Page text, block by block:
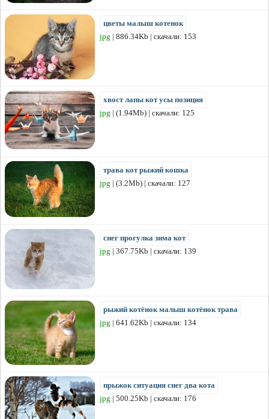
цветы малыш котенок
jpg | 886.34Kb | скачали: 153
хвост лапы кот усы позиция
jpg | (1.94Mb) | скачали: 125
трава кот рыжий кошка
jpg | (3.2Mb) | скачали: 127
снег прогулка зима кот
jpg | 367.75Kb | скачали: 139
рыжий котёнок малыш котёнок трава
jpg | 641.62Kb | скачали: 134
прыжок ситуация снег два кота
jpg | 500.25Kb | скачали: 176